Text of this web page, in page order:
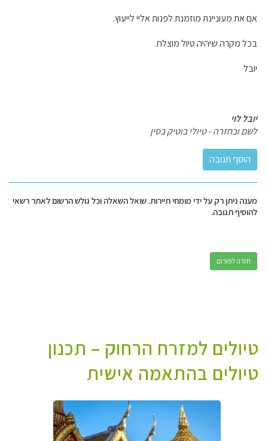
אם את מעוניינת מוזמנת לפנות אליי לייעוץ.
בכל מקרה שיהיה טיול מוצלח.
יובל
יובל לוי
לשם ובחזרה - טיולי בוטיק בסין
מענה ניתן רק על ידי מומחי תיירות. שואל השאלה וכל גולש הרשום לאתר רשאי
להוסיף תגובה.
חזרה לפורום
טיולים למזרח הרחוק – תכנון
טיולים בהתאמה אישית